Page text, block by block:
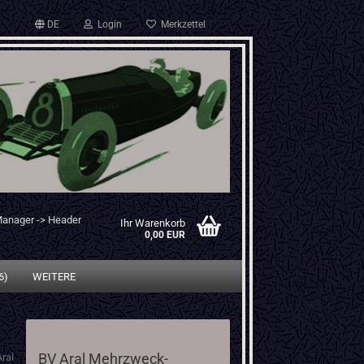
DE Login Merkzettel
-> Header Ihr Warenkorb
0,00 EUR
WEITERE
BV Aral Mehrzweck-